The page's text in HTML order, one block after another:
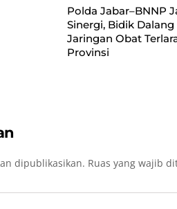
Polda Jabar–BNNP
Sinergi, Bidik
Jaringan Obat
Provinsi
dipublikasikan. Ruas yang wajib